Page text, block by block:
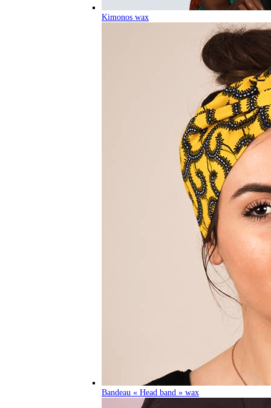
Kimonos wax
Bandeau « Head band » wax